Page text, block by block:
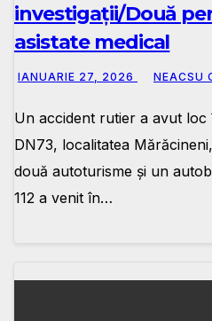
investigații/Două
asistate medical
IANUARIE 27, 2026 NEACSU
Un accident rutier a avut loc
DN73, localitatea
două autoturisme și un
112 a venit în…